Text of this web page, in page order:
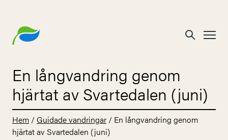
En långvandring genom
hjärtat av Svartedalen (juni)
Hem / Guidade vandringar / En långvandring genom
hjärtat av Svartedalen (juni)